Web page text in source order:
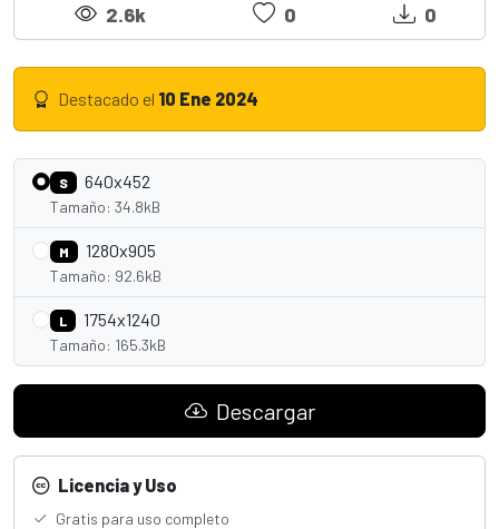
2.6k 0 0
Destacado el 10 Ene 2024
S 640x452
Tamaño: 34.8kB
M 1280x905
Tamaño: 92.6kB
L 1754x1240
Tamaño: 165.3kB
Descargar
Licencia y Uso
Gratis para uso completo